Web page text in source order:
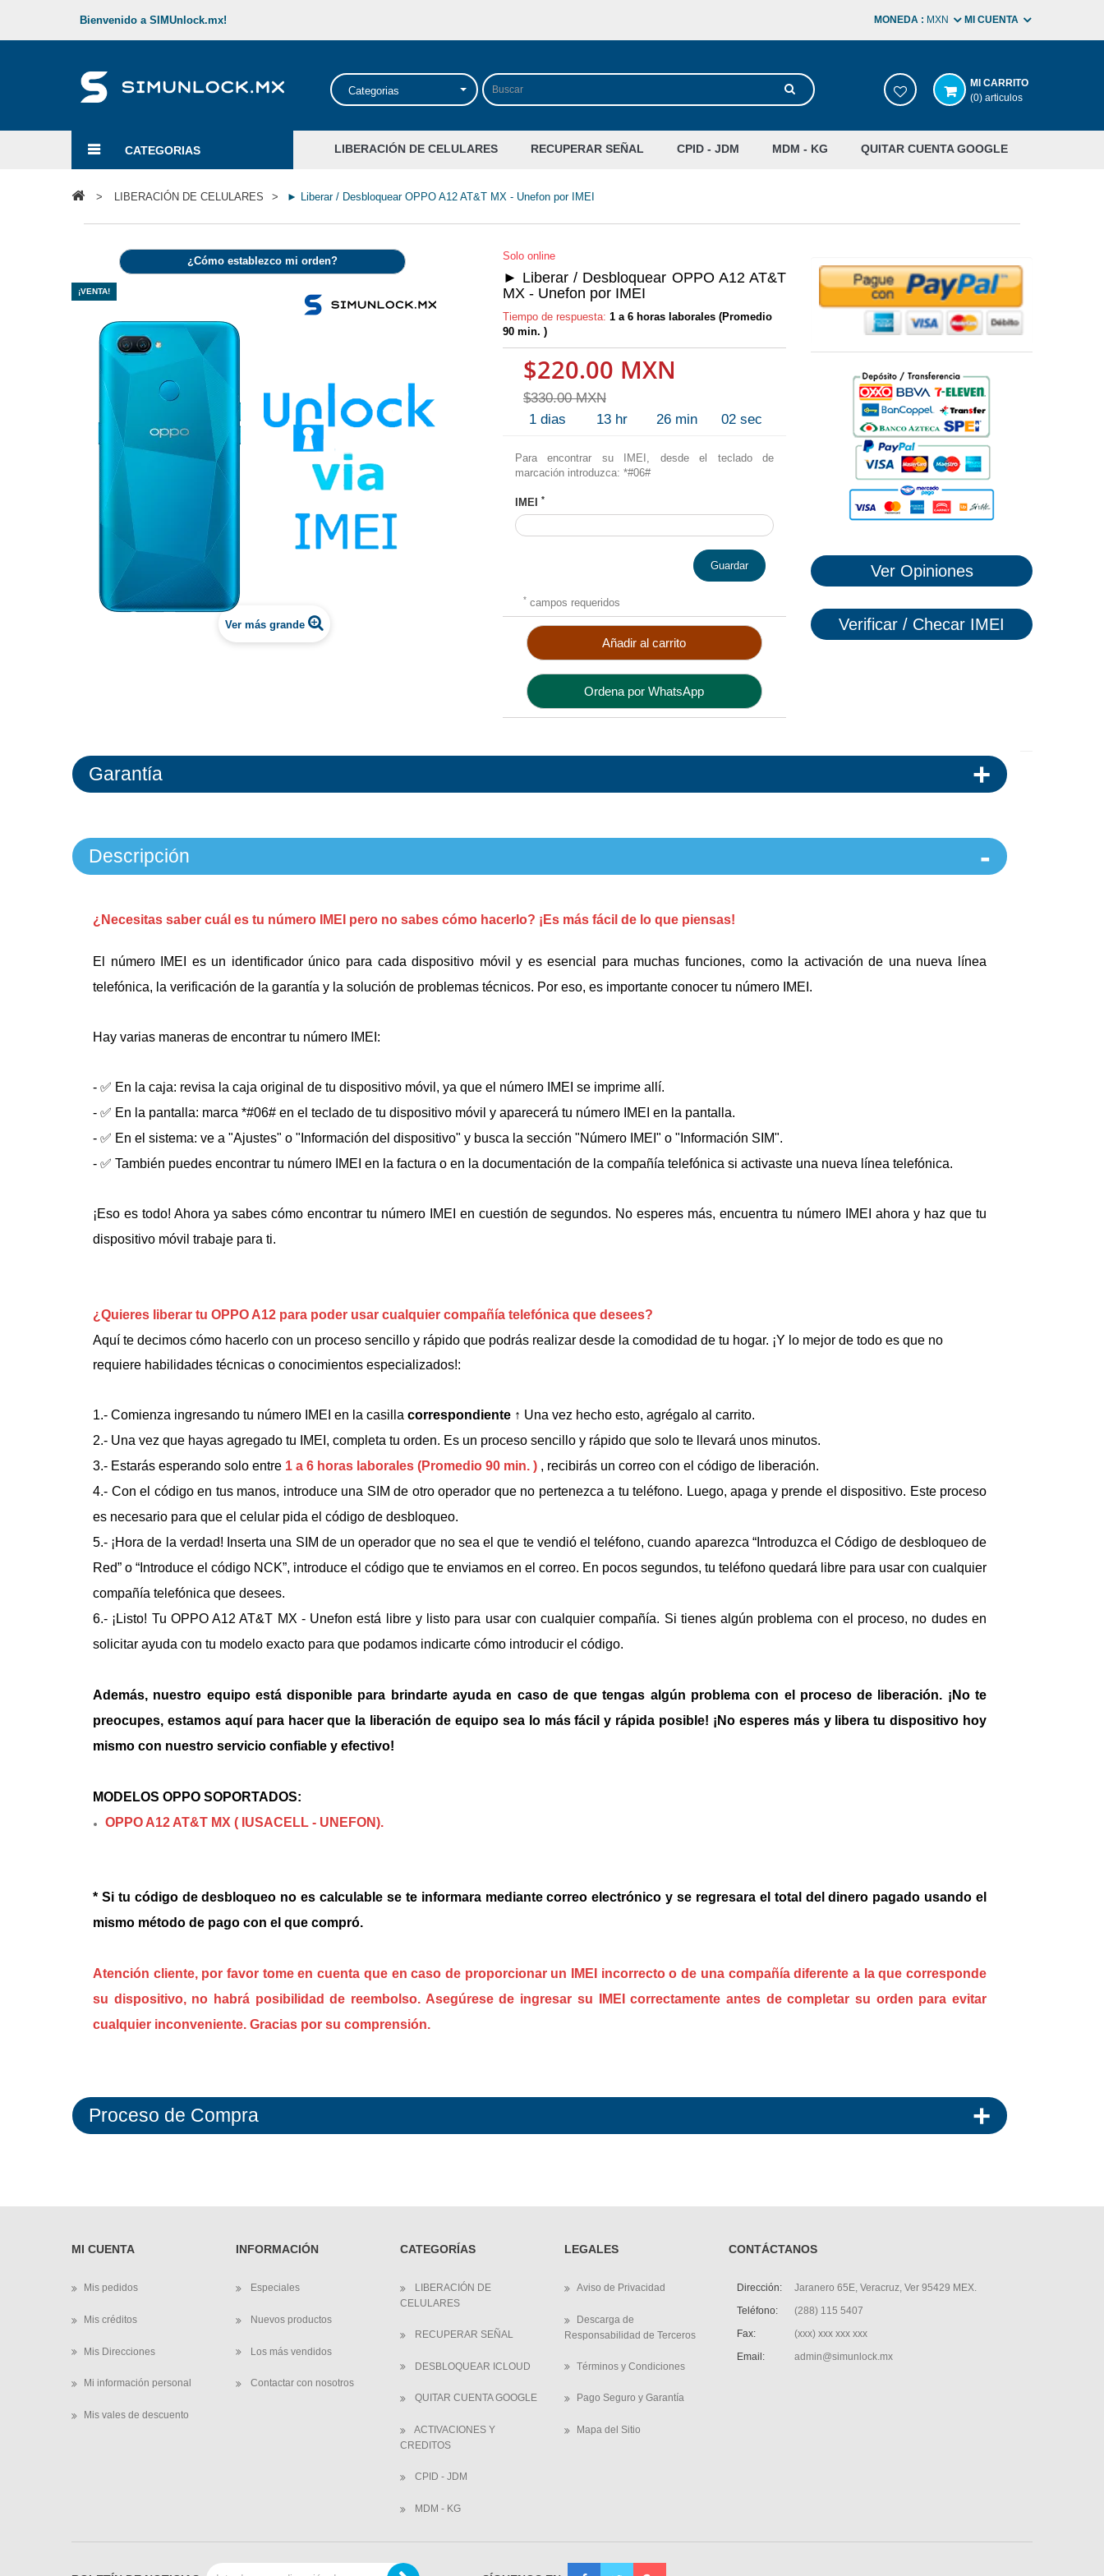
Bienvenido a SIMUnlock.mx! MI CUENTA
MONEDA : MXN
Categorias
MI CARRITO
(0) articulos
CATEGORIAS LIBERACIÓN DE CELULARES RECUPERAR SEÑAL CPID - JDM MDM - KG QUITAR CUENTA GOOGLE
> LIBERACIÓN DE CELULARES > ► Liberar / Desbloquear OPPO A12 AT&T MX - Unefon por IMEI
¿Cómo establezco mi orden?
¡VENTA!
Ver más grande
Solo online
► Liberar / Desbloquear OPPO A12 AT&T
MX - Unefon por IMEI
Tiempo de respuesta: 1 a 6 horas laborales (Promedio
90 min. )
$220.00 MXN
$330.00 MXN
1 dias 13 hr 26 min 01 sec
Para encontrar su IMEI, desde el teclado de
marcación introduzca: *#06#
IMEI *
Guardar
* campos requeridos
Añadir al carrito
Ordena por WhatsApp
Ver Opiniones
Verificar / Checar IMEI
Garantía
Descripción
¿Necesitas saber cuál es tu número IMEI pero no sabes cómo hacerlo? ¡Es más fácil de lo que piensas!
El número IMEI es un identificador único para cada dispositivo móvil y es esencial para muchas funciones, como la activación de una nueva línea
telefónica, la verificación de la garantía y la solución de problemas técnicos. Por eso, es importante conocer tu número IMEI.
Hay varias maneras de encontrar tu número IMEI:
- ✅ En la caja: revisa la caja original de tu dispositivo móvil, ya que el número IMEI se imprime allí.
- ✅ En la pantalla: marca *#06# en el teclado de tu dispositivo móvil y aparecerá tu número IMEI en la pantalla.
- ✅ En el sistema: ve a "Ajustes" o "Información del dispositivo" y busca la sección "Número IMEI" o "Información SIM".
- ✅ También puedes encontrar tu número IMEI en la factura o en la documentación de la compañía telefónica si activaste una nueva línea telefónica.
¡Eso es todo! Ahora ya sabes cómo encontrar tu número IMEI en cuestión de segundos. No esperes más, encuentra tu número IMEI ahora y haz que tu
dispositivo móvil trabaje para ti.
¿Quieres liberar tu OPPO A12 para poder usar cualquier compañía telefónica que desees?
Aquí te decimos cómo hacerlo con un proceso sencillo y rápido que podrás realizar desde la comodidad de tu hogar. ¡Y lo mejor de todo es que no
requiere habilidades técnicas o conocimientos especializados!:
1.- Comienza ingresando tu número IMEI en la casilla correspondiente ↑ Una vez hecho esto, agrégalo al carrito.
2.- Una vez que hayas agregado tu IMEI, completa tu orden. Es un proceso sencillo y rápido que solo te llevará unos minutos.
3.- Estarás esperando solo entre 1 a 6 horas laborales (Promedio 90 min. ) , recibirás un correo con el código de liberación.
4.- Con el código en tus manos, introduce una SIM de otro operador que no pertenezca a tu teléfono. Luego, apaga y prende el dispositivo. Este proceso
es necesario para que el celular pida el código de desbloqueo.
5.- ¡Hora de la verdad! Inserta una SIM de un operador que no sea el que te vendió el teléfono, cuando aparezca “Introduzca el Código de desbloqueo de
Red” o “Introduce el código NCK”, introduce el código que te enviamos en el correo. En pocos segundos, tu teléfono quedará libre para usar con cualquier
compañía telefónica que desees.
6.- ¡Listo! Tu OPPO A12 AT&T MX - Unefon está libre y listo para usar con cualquier compañía. Si tienes algún problema con el proceso, no dudes en
solicitar ayuda con tu modelo exacto para que podamos indicarte cómo introducir el código.
Además, nuestro equipo está disponible para brindarte ayuda en caso de que tengas algún problema con el proceso de liberación. ¡No te
preocupes, estamos aquí para hacer que la liberación de equipo sea lo más fácil y rápida posible! ¡No esperes más y libera tu dispositivo hoy
mismo con nuestro servicio confiable y efectivo!
MODELOS OPPO SOPORTADOS:
OPPO A12 AT&T MX ( IUSACELL - UNEFON).
* Si tu código de desbloqueo no es calculable se te informara mediante correo electrónico y se regresara el total del dinero pagado usando el
mismo método de pago con el que compró.
Atención cliente, por favor tome en cuenta que en caso de proporcionar un IMEI incorrecto o de una compañía diferente a la que corresponde
su dispositivo, no habrá posibilidad de reembolso. Asegúrese de ingresar su IMEI correctamente antes de completar su orden para evitar
cualquier inconveniente. Gracias por su comprensión.
Proceso de Compra
MI CUENTA
Mis pedidos
Mis créditos
Mis Direcciones
Mi información personal
Mis vales de descuento
INFORMACIÓN
Especiales
Nuevos productos
Los más vendidos
Contactar con nosotros
CATEGORÍAS
LIBERACIÓN DE
CELULARES
RECUPERAR SEÑAL
DESBLOQUEAR ICLOUD
QUITAR CUENTA GOOGLE
ACTIVACIONES Y
CREDITOS
CPID - JDM
MDM - KG
LEGALES
Aviso de Privacidad
Descarga de
Responsabilidad de Terceros
Términos y Condiciones
Pago Seguro y Garantía
Mapa del Sitio
CONTÁCTANOS
Dirección:
Jaranero 65E, Veracruz, Ver 95429 MEX.
Teléfono:
(288) 115 5407
Fax:
(xxx) xxx xxx xxx
Email:
admin@simunlock.mx